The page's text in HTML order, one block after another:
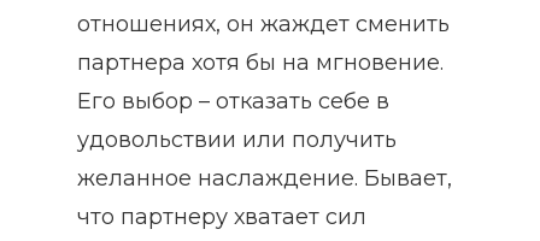
отношениях, он жаждет сменить
партнера хотя бы на мгновение.
Его выбор – отказать себе в
удовольствии или получить
желанное наслаждение. Бывает,
что партнеру хватает сил